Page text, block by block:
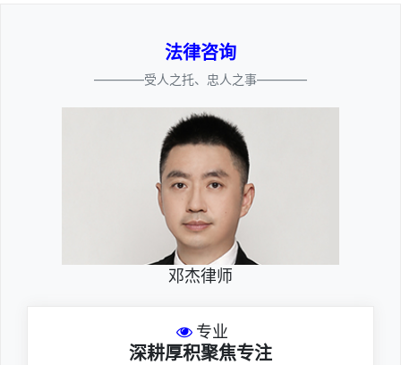
法律咨询
————受人之托、忠人之事————
邓杰律师
专业
深耕厚积聚焦专注